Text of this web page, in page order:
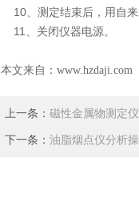
10、测定结束后，用自来
11、关闭仪器电源。
本文来自：www.hzdaji.com
上一条：磁性金属物测定
下一条：油脂烟点仪分析